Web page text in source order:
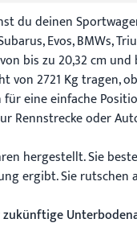
du deinen
Evos, BMWs,
bis zu 20,32 cm
2721 Kg tragen,
eine einfache
Rennstrecke oder
hergestellt. Sie
ergibt. Sie